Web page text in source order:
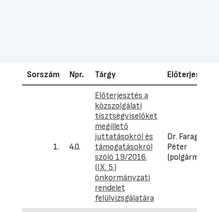
Sorszám Npr. Tárgy Előterjesztő
1. 4.0.
Előterjesztés a
közszolgálati
tisztségviselőket
megillető
juttatásokról és
támogatásokról
szóló 19/2016.
(IX. 5.)
önkormányzati
rendelet
felülvizsgálatára
Dr. Faragó
Péter